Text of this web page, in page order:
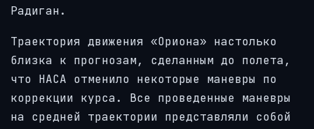
Радиган.
Траектория движения «Ориона» настолько
близка к прогнозам, сделанным до полета,
что НАСА отменило некоторые маневры по
коррекции курса. Все проведенные маневры
на средней траектории представляли собой